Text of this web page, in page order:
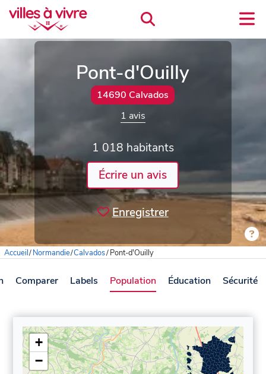
Pont-d'Ouilly
14690 Calvados
1 avis
1 018 habitants
Écrire un avis
Enregistrer
Accueil/Normandie/Calvados/Pont-d'Ouilly
Comparer Labels Population Éducation Sécurité
+
−